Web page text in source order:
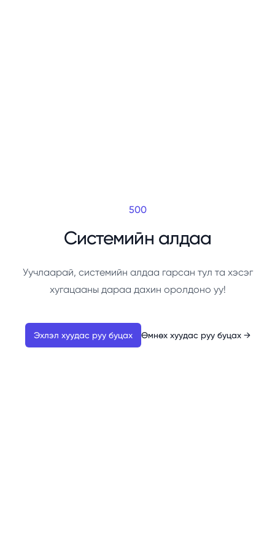
500
Системийн алдаа
Уучлаарай, системийн алдаа гарсан тул та хэсэг
хугацааны дараа дахин оролдоно уу!
Эхлэл хуудас руу буцах Өмнөх хуудас руу буцах →